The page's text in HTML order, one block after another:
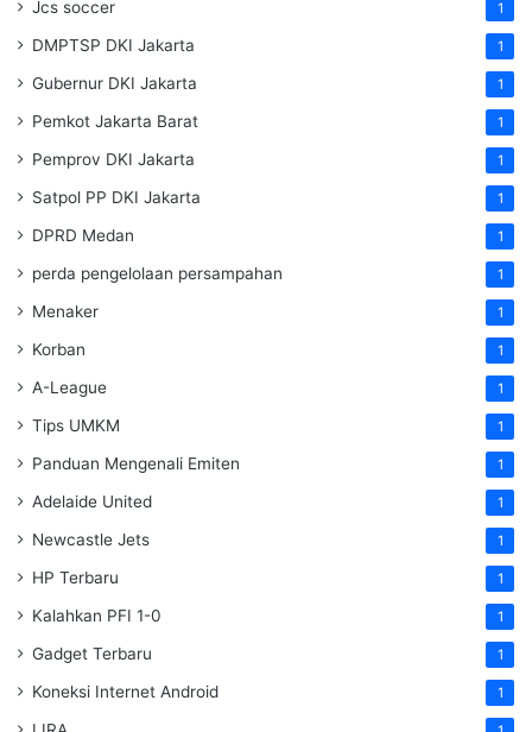
Jcs soccer 1
DMPTSP DKI Jakarta 1
Gubernur DKI Jakarta 1
Pemkot Jakarta Barat 1
Pemprov DKI Jakarta 1
Satpol PP DKI Jakarta 1
DPRD Medan 1
perda pengelolaan persampahan 1
Menaker 1
Korban 1
A-League 1
Tips UMKM 1
Panduan Mengenali Emiten 1
Adelaide United 1
Newcastle Jets 1
HP Terbaru 1
Kalahkan PFI 1-0 1
Gadget Terbaru 1
Koneksi Internet Android 1